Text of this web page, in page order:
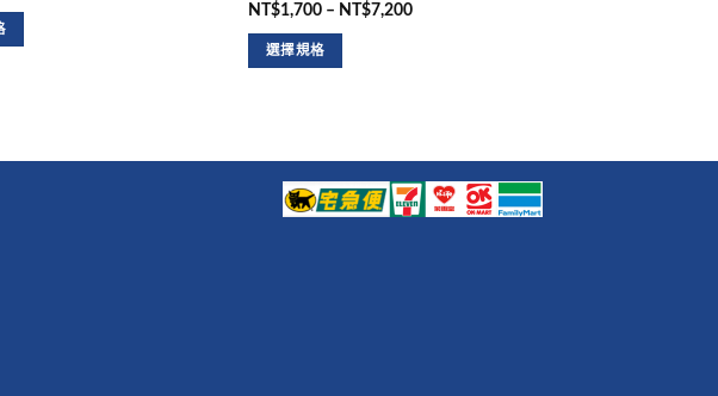
NT$1,700 – NT$7,200
選擇規格